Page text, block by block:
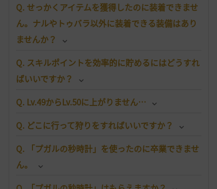
Q. せっかくアイテムを獲得したのに装着できませ
ん。ナルやトゥバラ以外に装着できる装備はあり
ませんか？
Q. スキルポイントを効率的に貯めるにはどうすれ
ばいいですか？
Q. Lv.49からLv.50に上がりません…
Q. どこに行って狩りをすればいいですか？
Q. 「プガルの秒時計」を使ったのに卒業できませ
ん。